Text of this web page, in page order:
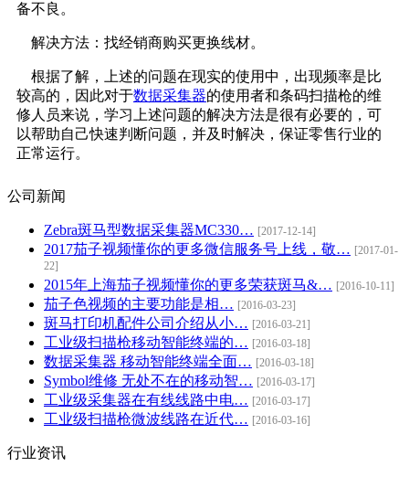
备不良。
解决方法：找经销商购买更换线材。
根据了解，上述的问题在现实的使用中，出现频率是比
较高的，因此对于数据采集器的使用者和条码扫描枪的维
修人员来说，学习上述问题的解决方法是很有必要的，可
以帮助自己快速判断问题，并及时解决，保证零售行业的
正常运行。
公司新闻
Zebra斑马型数据采集器MC330… [2017-12-14]
2017茄子视频懂你的更多微信服务号上线，敬… [2017-01-
22]
2015年上海茄子视频懂你的更多荣获斑马&… [2016-10-11]
茄子色视频的主要功能是相… [2016-03-23]
斑马打印机配件公司介绍从小… [2016-03-21]
工业级扫描枪移动智能终端的… [2016-03-18]
数据采集器 移动智能终端全面… [2016-03-18]
Symbol维修 无处不在的移动智… [2016-03-17]
工业级采集器在有线线路中电… [2016-03-17]
工业级扫描枪微波线路在近代… [2016-03-16]
行业资讯